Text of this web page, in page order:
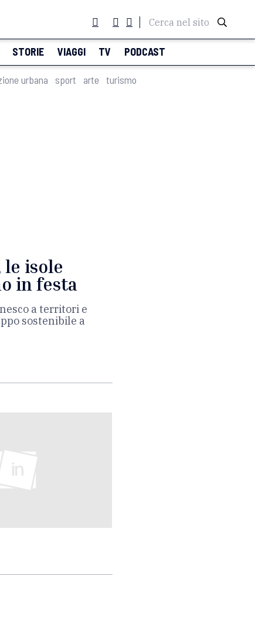
Cerca nel sito
STORIE VIAGGI TV PODCAST
urbana sport arte turismo
le isole
in festa
a territori e
sostenibile a